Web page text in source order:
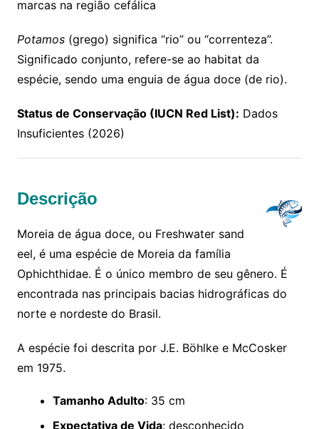
marcas na região cefálica
Potamos(grego) significa “rio” ou “correnteza”.
Significado conjunto, refere-se ao habitat da
espécie, sendo uma enguia de água doce (de rio).
Status de Conservação (IUCN Red List): Dados
Insuficientes (2026)
Descrição
Moreia de água doce, ou Freshwater sand
eel, é uma espécie de Moreia da família
Ophichthidae. É o único membro de seu gênero. É
encontrada nas principais bacias hidrográficas do
norte e nordeste do Brasil.
A espécie foi descrita por J.E. Böhlke e McCosker
em 1975.
Tamanho Adulto: 35 cm
Expectativa de Vida: desconhecido